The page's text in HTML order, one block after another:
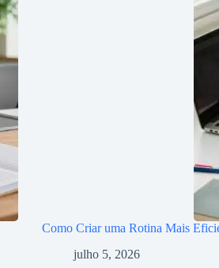
Como Criar uma Rotina Mais
julho 5, 2026